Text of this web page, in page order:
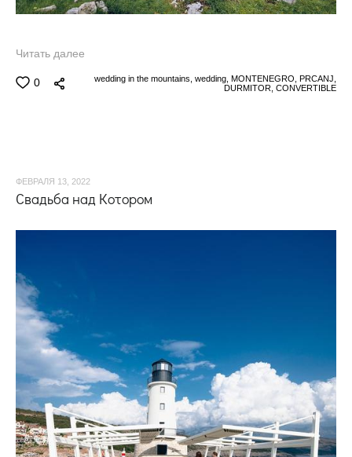
Читать далее
0 wedding in the mountains, wedding, MONTENEGRO, PRCANJ,
DURMITOR, CONVERTIBLE
ФЕВРАЛЯ 13, 2022
Свадьба над Котором